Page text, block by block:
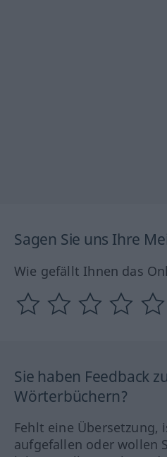
Sagen Sie uns Ihre
Wie gefällt Ihnen das
Sie haben Feedback
Wörterbüchern?
Fehlt eine Übersetzung,
aufgefallen oder wollen